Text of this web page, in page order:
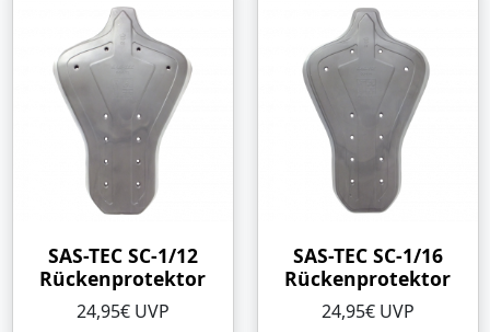
SAS-TEC SC-1/12
Rückenprotektor
24,95€ UVP
SAS-TEC SC-1/16
Rückenprotektor
24,95€ UVP